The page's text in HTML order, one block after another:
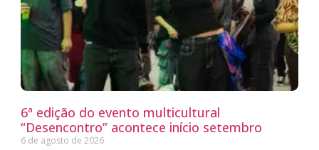
6ª edição do evento multicultural
“Desencontro” acontece início setembro
6 de agosto de 2026